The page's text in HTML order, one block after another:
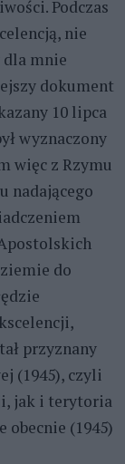
Podczas
nie
dla mnie
dokument
10 lipca
wyznaczony
więc z Rzymu
nadającego
do
przyznany
(1945), czyli
jak i terytoria
(1945)